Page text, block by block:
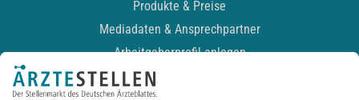
Produkte & Preise
Mediadaten & Ansprechpartner
Arbeitgeberprofil anlegen
Recruiting-Podcast